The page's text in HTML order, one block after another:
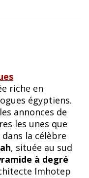
riche en
égyptiens.
annonces de
les unes que
la célèbre
, située au sud
à degré
Imhotep